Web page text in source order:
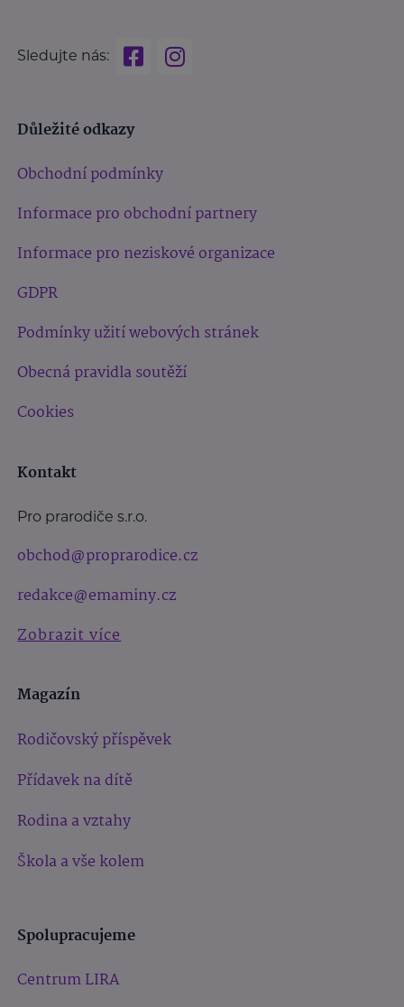
Sledujte nás:
Důležité odkazy
Obchodní podmínky
Informace pro obchodní partnery
Informace pro neziskové organizace
GDPR
Podmínky užití webových stránek
Obecná pravidla soutěží
Cookies
Kontakt
Pro prarodiče s.r.o.
obchod@proprarodice.cz
redakce@emaminy.cz
Zobrazit více
Magazín
Rodičovský příspěvek
Přídavek na dítě
Rodina a vztahy
Škola a vše kolem
Spolupracujeme
Centrum LIRA